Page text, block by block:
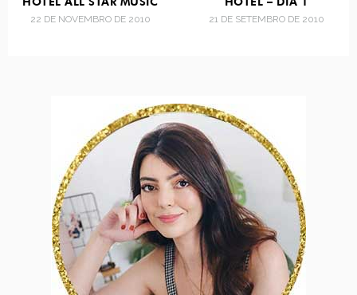
22 DE NOVEMBRO DE 2010
21 DE SETEMBRO DE 2010